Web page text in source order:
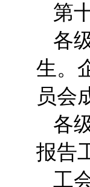
第
各
生。
员会
各
报告
工